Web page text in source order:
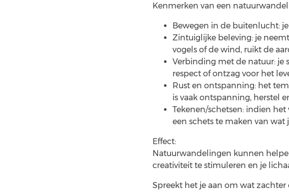
Kenmerken van een
Bewegen in de buitenlucht:
Zintuiglijke beleving: je
vogels of de wind, ruikt de
Verbinding met de natuur: je
respect of ontzag voor het
Rust en ontspanning: het
is vaak ontspanning, herstel
Tekenen/schetsen: indien
een schets te maken van wat
Effect:
Natuurwandelingen kunnen
creativiteit te stimuleren en je
Spreekt het je aan om wat